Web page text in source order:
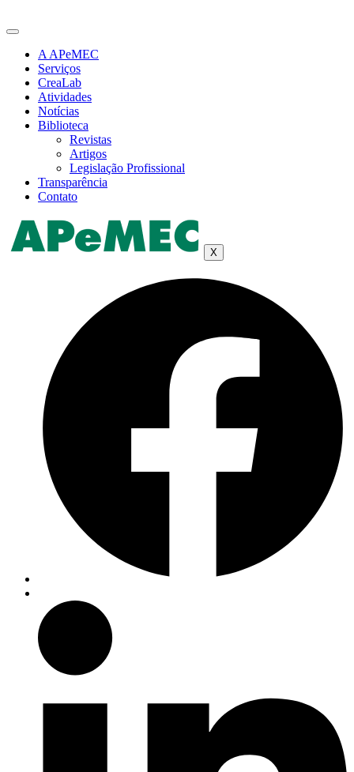
para
conteúdoA APeMEC
Serviços
CreaLab
Atividades
Notícias
Biblioteca
Revistas
Artigos
Legislação Profissional
Transparência
Contato
X